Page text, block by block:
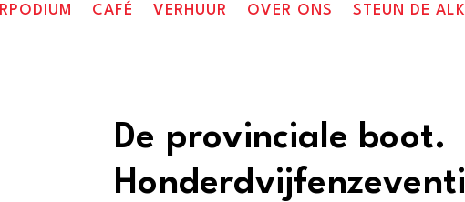
CAFÉ VERHUUR OVER ONS STEUN DE
De provinciale boot.